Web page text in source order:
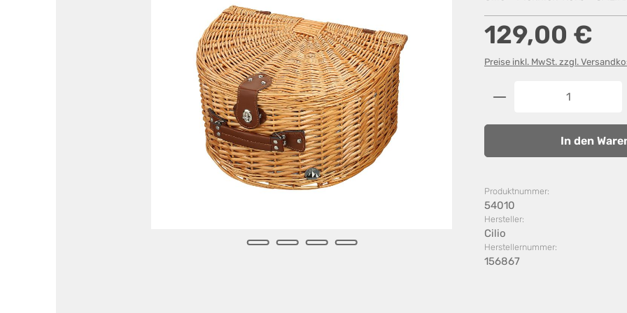
Regulärer Preis:
129,00 €
Preise inkl. MwSt. zzgl.
Produkt Anzahl:
In den
Produktnummer:
54010
Hersteller:
Cilio
Herstellernummer:
156867